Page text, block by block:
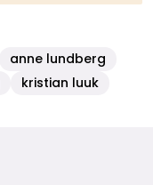
anne lundberg
kristian luuk